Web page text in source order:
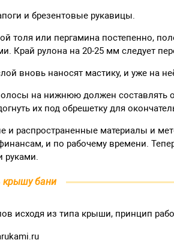
и брезентовые рукавицы.
толя или пергамина постепенно,
Край рулона на 20-25 мм следует
вновь наносят мастику, и уже на
на нижнюю должен составлять
их под обрешетку для
и распространенные материалы и
и по рабочему времени.
руками.
крышу бани
исходя из типа крыши, принцип